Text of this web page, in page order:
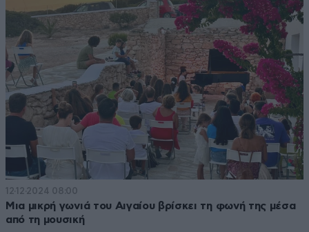
12·12·2024 08:00
Μια μικρή γωνιά του Αιγαίου βρίσκει τη φωνή της μέσα
από τη μουσική